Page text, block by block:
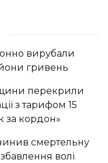
вирубали
гривень
перекрили
з тарифом 15
за кордон»
смертельну
волі